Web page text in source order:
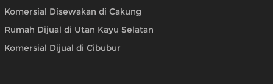
Komersial Disewakan di Cakung
Rumah Dijual di Utan Kayu Selatan
Komersial Dijual di Cibubur